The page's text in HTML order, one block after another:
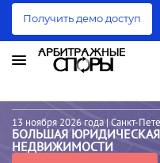
Получить демо доступ
13 ноября 2026 года | Санкт-
БОЛЬШАЯ
НЕДВИЖИМОСТИ